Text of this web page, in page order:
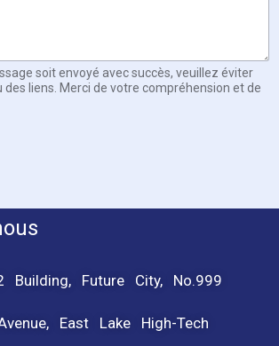
soit envoyé avec succès, veuillez éviter
des liens. Merci de votre compréhension et de
Building, Future City, No.999
East Lake High-Tech